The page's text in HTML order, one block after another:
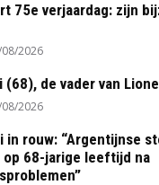
75e verjaardag: zijn
2026
(68), de vader van
2026
in rouw: “Argentijnse
op 68-jarige leeftijd na